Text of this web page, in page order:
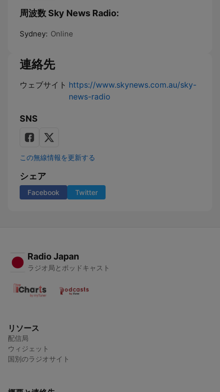
周波数 Sky News Radio:
Sydney: Online
連絡先
ウェブサイト https://www.skynews.com.au/sky-
news-radio
SNS
この無線情報を更新する
シェア
Facebook Twitter
Radio Japan
ラジオ局とポッドキャスト
リソース
配信局
ウィジェット
国別のラジオサイト